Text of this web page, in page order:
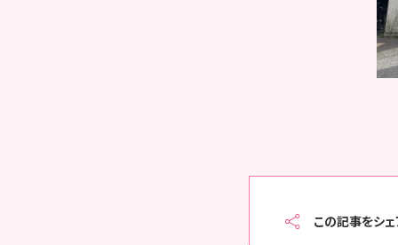
この記事をシ